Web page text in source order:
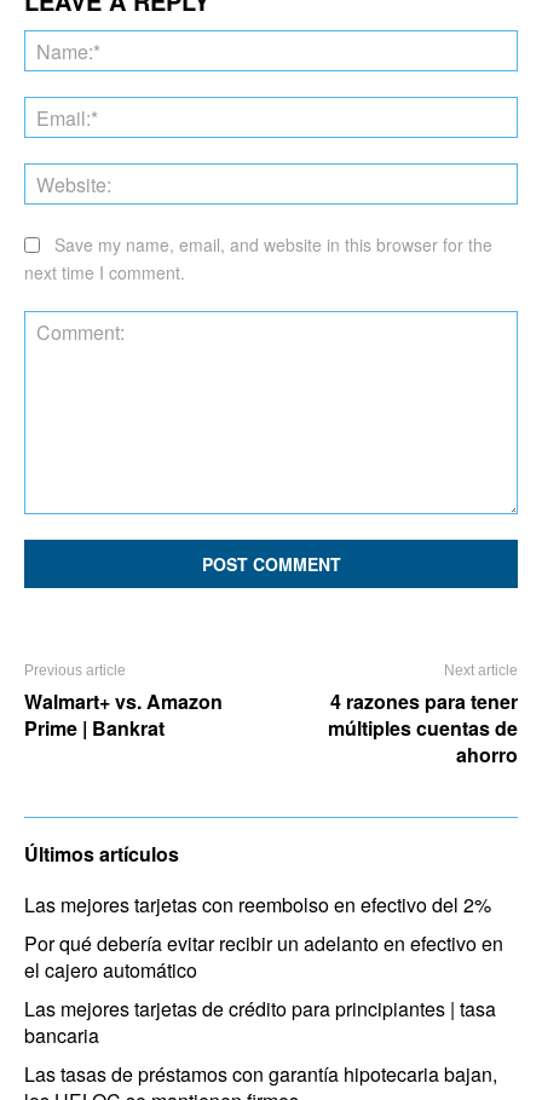
Save my name, email, and website in this browser for the
next time I comment.
Previous article
Walmart+ vs. Amazon
Prime | Bankrat
Next article
4 razones para tener
múltiples cuentas de
ahorro
Últimos artículos
Las mejores tarjetas con reembolso en efectivo del 2%
Por qué debería evitar recibir un adelanto en efectivo en
el cajero automático
Las mejores tarjetas de crédito para principiantes | tasa
bancaria
Las tasas de préstamos con garantía hipotecaria bajan,